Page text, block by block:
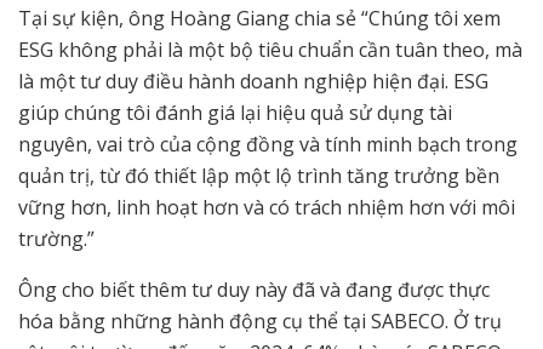
Tại sự kiện, ông Hoàng Giang chia sẻ “Chúng tôi xem
ESG không phải là một bộ tiêu chuẩn cần tuân theo, mà
là một tư duy điều hành doanh nghiệp hiện đại. ESG
giúp chúng tôi đánh giá lại hiệu quả sử dụng tài
nguyên, vai trò của cộng đồng và tính minh bạch trong
quản trị, từ đó thiết lập một lộ trình tăng trưởng bền
vững hơn, linh hoạt hơn và có trách nhiệm hơn với môi
trường.”
Ông cho biết thêm tư duy này đã và đang được thực
hóa bằng những hành động cụ thể tại SABECO. Ở trụ